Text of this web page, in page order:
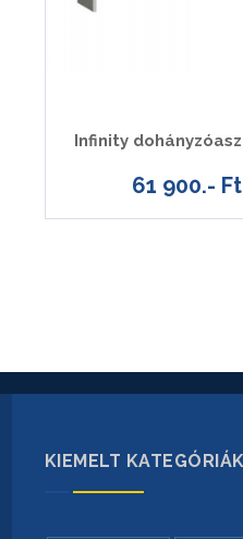
Infinity
61 900.- Ft
KIEMELT KATEGÓRIÁK